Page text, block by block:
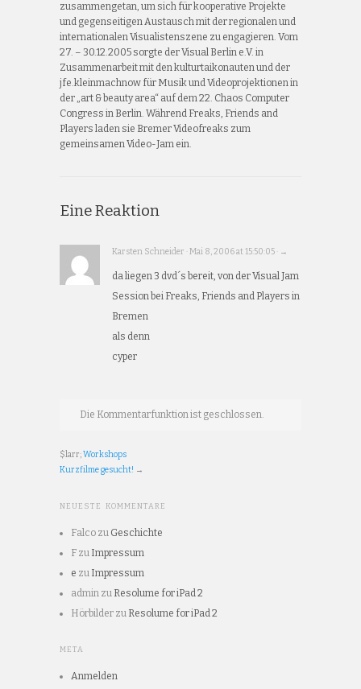
zusammengetan, um sich für kooperative Projekte
und gegenseitigen Austausch mit der regionalen und
internationalen Visualistenszene zu engagieren. Vom
27. – 30.12.2005 sorgte der Visual Berlin e.V. in
Zusammenarbeit mit den kulturtaikonauten und der
jfe.kleinmachnow für Musik und Videoprojektionen in
der „art & beauty area“ auf dem 22. Chaos Computer
Congress in Berlin. Während Freaks, Friends and
Players laden sie Bremer Videofreaks zum
gemeinsamen Video-Jam ein.
Eine Reaktion
Karsten Schneider · Mai 8, 2006 at 15:50:05 · →
da liegen 3 dvd´s bereit, von der Visual Jam
Session bei Freaks, Friends and Players in
Bremen
als denn
cyper
Die Kommentarfunktion ist geschlossen.
$larr;Workshops
Kurzfilme gesucht! →
NEUESTE KOMMENTARE
Falco zu Geschichte
F zu Impressum
e zu Impressum
admin zu Resolume for iPad 2
Hörbilder zu Resolume for iPad 2
META
Anmelden